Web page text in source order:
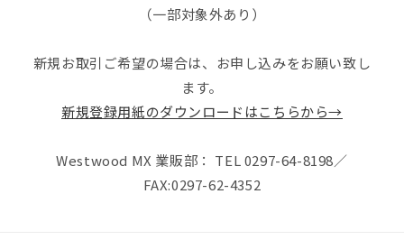
（一部対象外あり）
新規お取引ご希望の場合は、お申し込みをお願い致し
ます。
新規登録用紙のダウンロードはこちらから→
Westwood MX 業販部： TEL 0297-64-8198／
FAX:0297-62-4352